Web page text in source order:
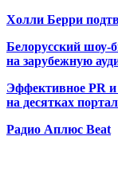
Холли Берри
Белорусский шоу-
на зарубежную
Эффективное PR
на десятках
Радио Аплюс Beat